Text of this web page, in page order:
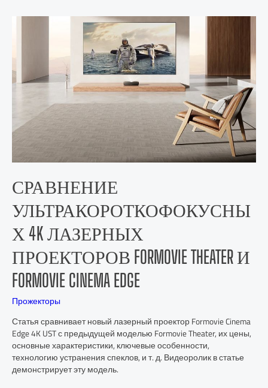
СРАВНЕНИЕ
УЛЬТРАКОРОТКОФОКУСНЫ
Х 4K ЛАЗЕРНЫХ
ПРОЕКТОРОВ FORMOVIE THEATER И
FORMOVIE CINEMA EDGE
Прожекторы
Статья сравнивает новый лазерный проектор Formovie Cinema
Edge 4K UST с предыдущей моделью Formovie Theater, их цены,
основные характеристики, ключевые особенности,
технологию устранения спеклов, и т. д. Видеоролик в статье
демонстрирует эту модель.